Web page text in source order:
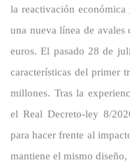
la reactivación
una nueva línea de
euros. El pasado 28 de
características del primer
millones. Tras la
el Real Decreto-ley 8/
para hacer frente al
mantiene el mismo